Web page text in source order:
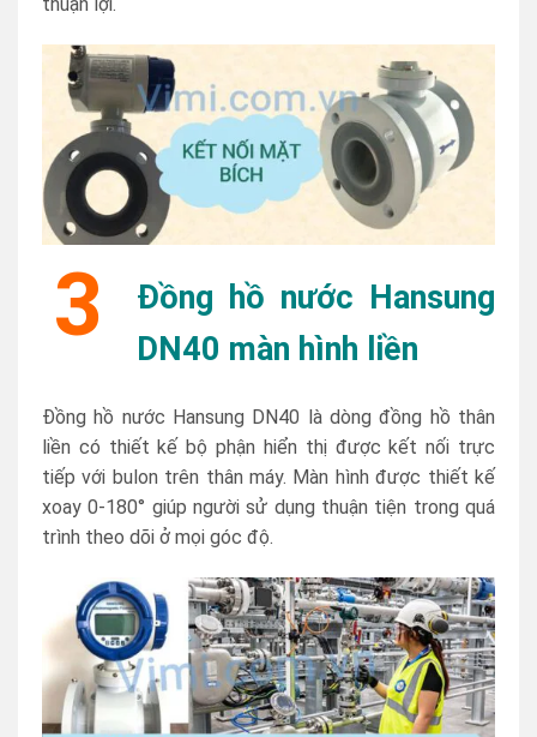
3
Đồng hồ nước Hansung
DN40 màn hình liền
Đồng hồ nước Hansung DN40 là dòng đồng hồ thân
liền có thiết kế bộ phận hiển thị được kết nối trực
tiếp với bulon trên thân máy. Màn hình được thiết kế
xoay 0-180° giúp người sử dụng thuận tiện trong quá
trình theo dõi ở mọi góc độ.